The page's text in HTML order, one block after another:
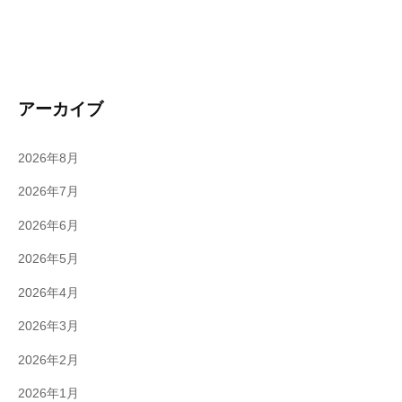
アーカイブ
2026年8月
2026年7月
2026年6月
2026年5月
2026年4月
2026年3月
2026年2月
2026年1月